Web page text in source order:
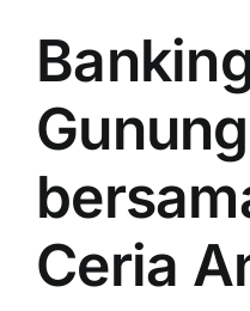
Ceria